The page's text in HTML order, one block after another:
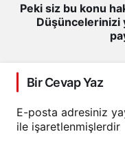
Peki siz bu konu
Düşüncelerinizi
Bir Cevap Yaz
E-posta adresiniz
ile işaretlenmişlerdir